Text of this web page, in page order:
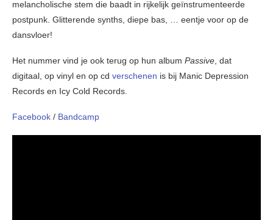
melancholische stem die baadt in rijkelijk geïnstrumenteerde
postpunk. Glitterende synths, diepe bas, … eentje voor op de
dansvloer!
Het nummer vind je ook terug op hun album Passive, dat
digitaal, op vinyl en op cd verschenen is bij Manic Depression
Records en Icy Cold Records.
Facebook / Bandcamp